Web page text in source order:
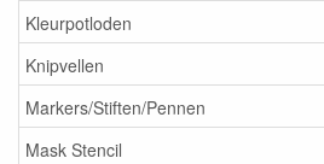
Kleurpotloden
Knipvellen
Markers/Stiften/Pennen
Mask Stencil